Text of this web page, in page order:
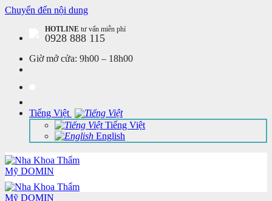
Chuyển đến nội dung
HOTLINE tư vấn miễn phí
0928 888 115
Giờ mở cửa: 9h00 – 18h00
Tiếng Việt
Tiếng Việt
English